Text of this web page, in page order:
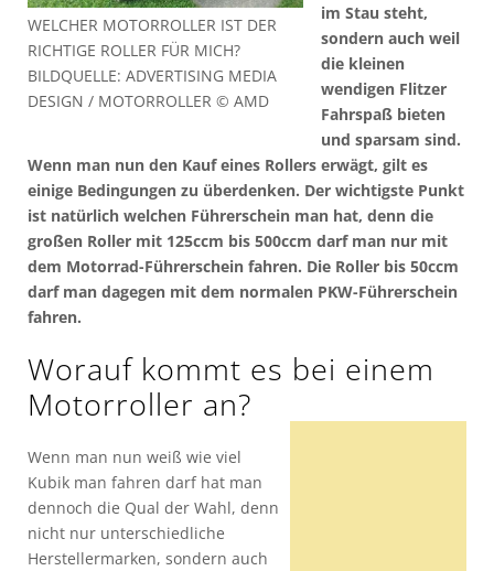
WELCHER MOTORROLLER IST DER
RICHTIGE ROLLER FÜR MICH?
BILDQUELLE: ADVERTISING MEDIA
DESIGN / MOTORROLLER © AMD
im Stau steht,
sondern auch weil
die kleinen
wendigen Flitzer
Fahrspaß bieten
und sparsam sind.
Wenn man nun den Kauf eines Rollers erwägt, gilt es
einige Bedingungen zu überdenken. Der wichtigste Punkt
ist natürlich welchen Führerschein man hat, denn die
großen Roller mit 125ccm bis 500ccm darf man nur mit
dem Motorrad-Führerschein fahren. Die Roller bis 50ccm
darf man dagegen mit dem normalen PKW-Führerschein
fahren.
Worauf kommt es bei einem
Motorroller an?
Wenn man nun weiß wie viel
Kubik man fahren darf hat man
dennoch die Qual der Wahl, denn
nicht nur unterschiedliche
Herstellermarken, sondern auch